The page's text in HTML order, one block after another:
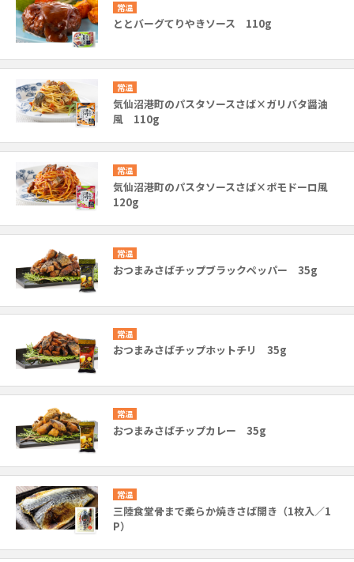
常温
ととバーグてりやきソース 110g
常温
気仙沼港町のパスタソースさば×ガリバタ醤油
風 110g
常温
気仙沼港町のパスタソースさば×ポモドーロ風
120g
常温
おつまみさばチップブラックペッパー 35g
常温
おつまみさばチップホットチリ 35g
常温
おつまみさばチップカレー 35g
常温
三陸食堂骨まで柔らか焼きさば開き（1枚入／1
P）